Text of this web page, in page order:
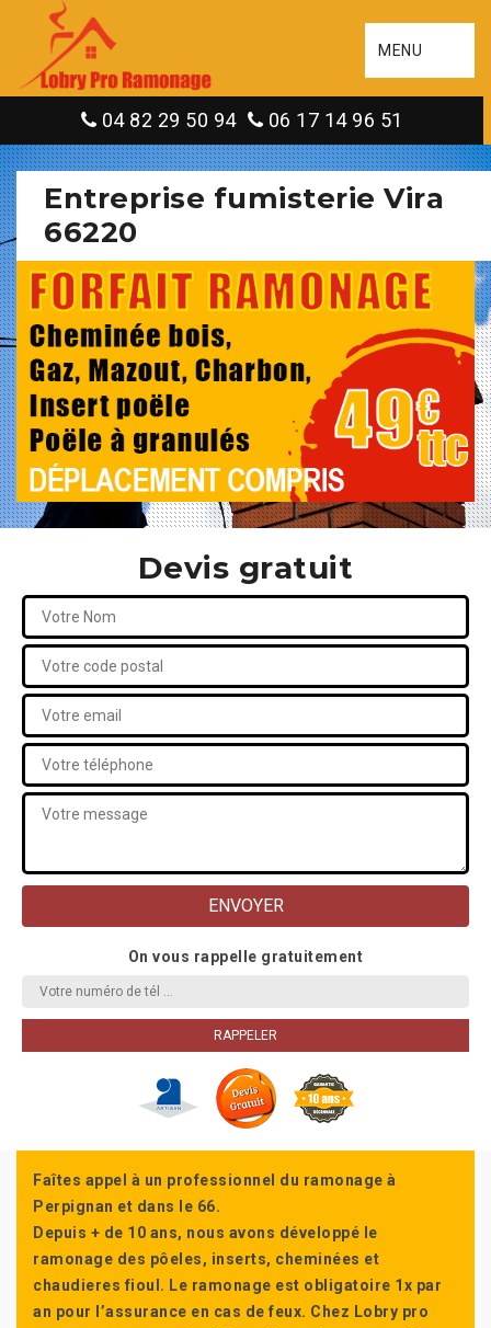
MENU
04 82 29 50 94 06 17 14 96 51
Entreprise fumisterie Vira
66220
Devis gratuit
On vous rappelle gratuitement
Faîtes appel à un professionnel du ramonage à
Perpignan et dans le 66.
Depuis + de 10 ans, nous avons développé le
ramonage des pôeles, inserts, cheminées et
chaudieres fioul. Le ramonage est obligatoire 1x par
an pour l’assurance en cas de feux. Chez Lobry pro